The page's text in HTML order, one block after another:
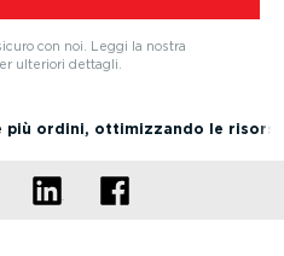
con noi.
Leggi la nostra
ulteriori dettagli.
più ordini, ottimizzando le